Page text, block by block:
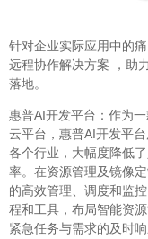
针对企业实际应用中的
远程协作解决方案 ，助
落地。
惠普AI开发平台：作为
云平台，惠普AI开发平
各个行业，大幅度降低
率。在资源管理及镜像
的高效管理、调度和监
程和工具，布局智能资
紧急任务与需求的及时